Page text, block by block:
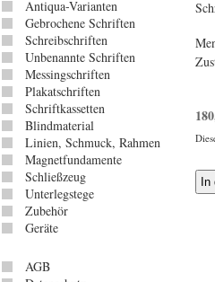
Antiqua-Varianten
Gebrochene Schriften
Schreibschriften
Unbenannte Schriften
Messingschriften
Plakatschriften
Schriftkassetten
Blindmaterial
Linien, Schmuck, Rahmen
Magnetfundamente
Schließzeug
Unterlegstege
Zubehör
Geräte
AGB